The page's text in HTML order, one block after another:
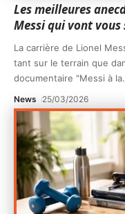
Les meilleures
Messi qui vont
La carrière de Lionel
tant sur le terrain que
documentaire "Messi à la
News 25/03/2026